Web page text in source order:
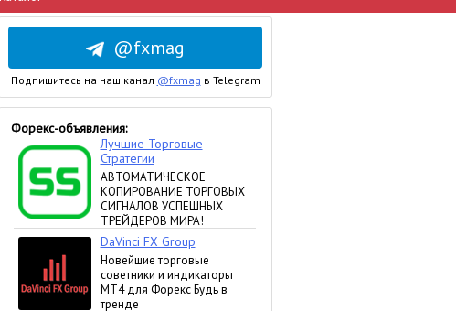
@fxmag
Подпишитесь на наш канал @fxmag в Telegram
Форекс-объявления: